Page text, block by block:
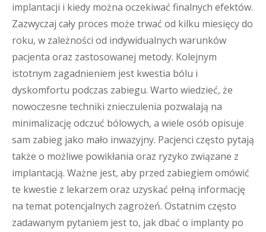
implantacji i kiedy można oczekiwać finalnych efektów.
Zazwyczaj cały proces może trwać od kilku miesięcy do
roku, w zależności od indywidualnych warunków
pacjenta oraz zastosowanej metody. Kolejnym
istotnym zagadnieniem jest kwestia bólu i
dyskomfortu podczas zabiegu. Warto wiedzieć, że
nowoczesne techniki znieczulenia pozwalają na
minimalizację odczuć bólowych, a wiele osób opisuje
sam zabieg jako mało inwazyjny. Pacjenci często pytają
także o możliwe powikłania oraz ryzyko związane z
implantacją. Ważne jest, aby przed zabiegiem omówić
te kwestie z lekarzem oraz uzyskać pełną informację
na temat potencjalnych zagrożeń. Ostatnim często
zadawanym pytaniem jest to, jak dbać o implanty po